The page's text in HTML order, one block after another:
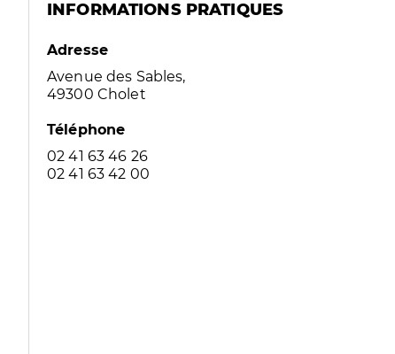
INFORMATIONS PRATIQUES
Adresse
Avenue des Sables,
49300 Cholet
Téléphone
02 41 63 46 26
02 41 63 42 00